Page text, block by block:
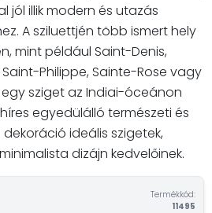
jól illik modern és utazás
A sziluettjén több ismert hely
mint például Saint-Denis,
Philippe, Sainte-Rose vagy
sziget az Indiai-óceánon
egyedülálló természeti és
dekoráció ideális szigetek,
dizájn kedvelőinek.
Termékkód:
11495